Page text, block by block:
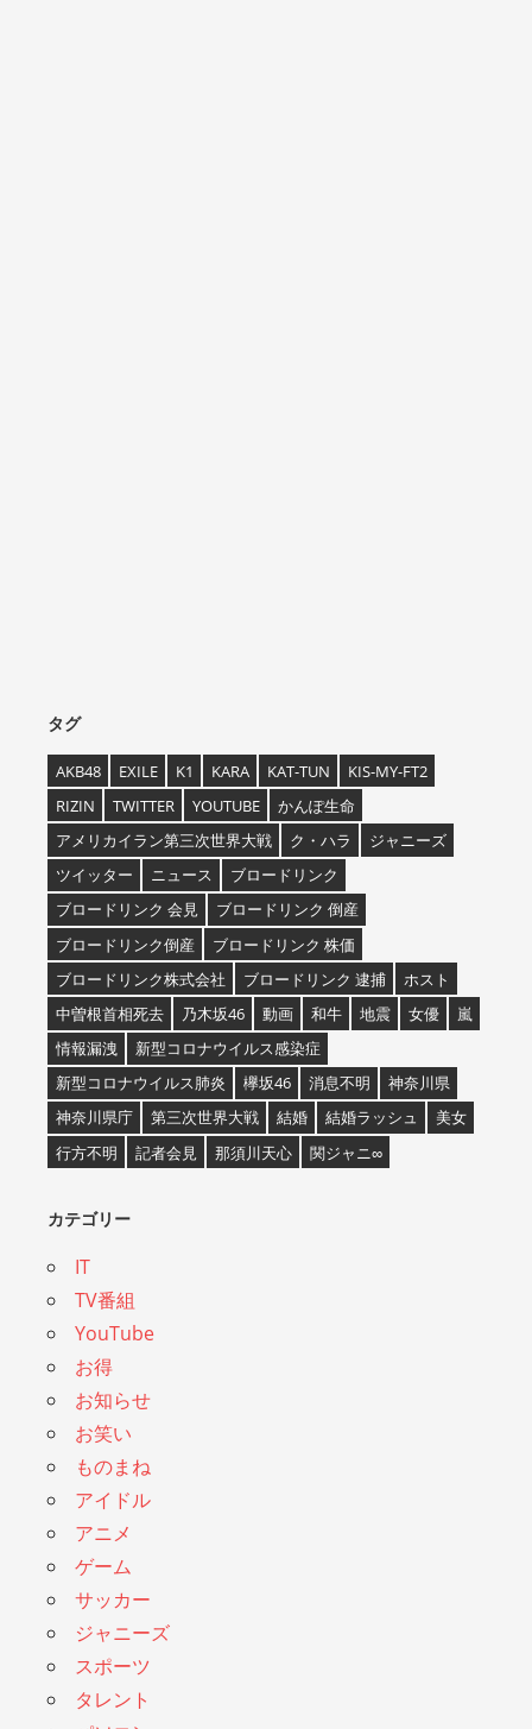
タグ
AKB48 EXILE K1 KARA KAT-TUN
KIS-MY-FT2
RIZIN
TWITTER YOUTUBE
かんぽ生命
アメリカイラン第三次世界大戦
ク・ハラ
ジャニーズ
ツイッター
ニュース
ブロードリンク
ブロードリンク 会見
ブロードリンク 倒産
ブロードリンク倒産
ブロードリンク 株価
ブロードリンク株式会社
ブロードリンク 逮捕
ホスト
中曽根首相死去
乃木坂46 動画 和牛 地震 女優
嵐
情報漏洩
新型コロナウイルス感染症
新型コロナウイルス肺炎
欅坂46 消息不明
神奈川県
神奈川県庁
第三次世界大戦 結婚 結婚ラッシュ
美女
行方不明
記者会見 那須川天心 関ジャニ∞
カテゴリー
IT
TV番組
YouTube
お得
お知らせ
お笑い
ものまね
アイドル
アニメ
ゲーム
サッカー
ジャニーズ
スポーツ
タレント